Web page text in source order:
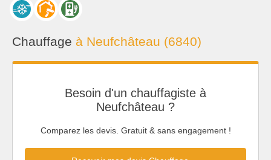
Chauffage à Neufchâteau (6840)
Besoin d'un chauffagiste à
Neufchâteau ?
Comparez les devis. Gratuit & sans engagement !